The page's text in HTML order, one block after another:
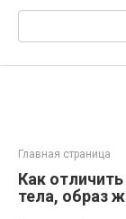
Главная страница
Как
тела, образ